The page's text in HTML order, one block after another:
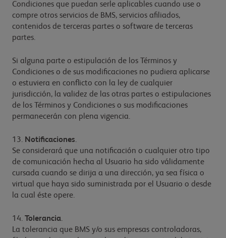
Condiciones que puedan serle aplicables cuando use o
compre otros servicios de BMS, servicios afiliados,
contenidos de terceras partes o software de terceras
partes.
Si alguna parte o estipulación de los Términos y
Condiciones o de sus modificaciones no pudiera aplicarse
o estuviera en conflicto con la ley de cualquier
jurisdicción, la validez de las otras partes o estipulaciones
de los Términos y Condiciones o sus modificaciones
permanecerán con plena vigencia.
13. Notificaciones.
Se considerará que una notificación o cualquier otro tipo
de comunicación hecha al Usuario ha sido válidamente
cursada cuando se dirija a una dirección, ya sea física o
virtual que haya sido suministrada por el Usuario o desde
la cual éste opere.
14. Tolerancia.
La tolerancia que BMS y/o sus empresas controladoras,